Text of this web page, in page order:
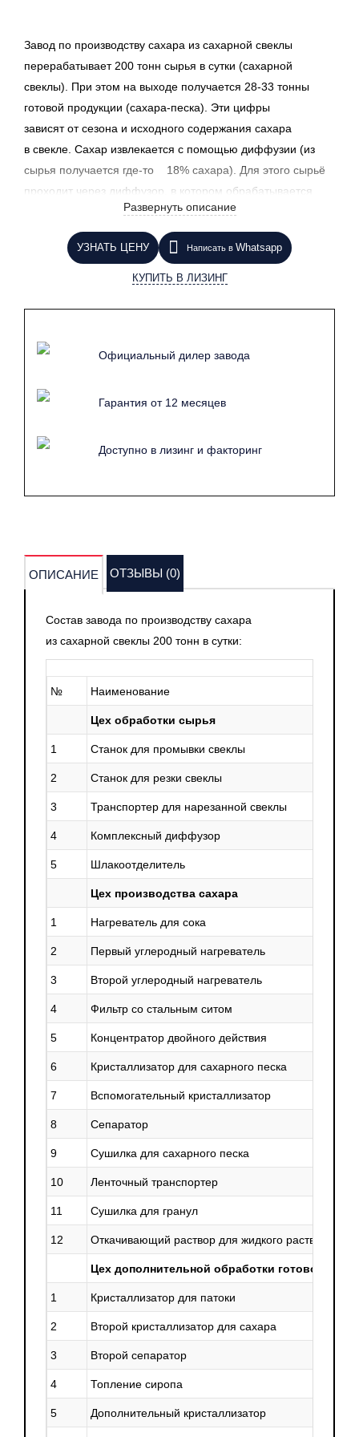
Завод по производству сахара из сахарной свеклы
перерабатывает 200 тонн сырья в сутки (сахарной
свеклы). При этом на выходе получается 28-33 тонны
готовой продукции (сахара-песка). Эти цифры
зависятот сезона и исходного содержания сахара
в свекле. Сахар извлекается с помощью диффузии (из
сырья получается где-то 18% сахара). Для этого сырьё
проходит через диффузор, в котором обрабатывается
встречным потоком горячей воды, и из полосок
экстрагируются сахар и другие растворимые твердые
вещества.Отходы производства можно использовать
изготовления вина, уксуса или в качестве корма
Развернуть описание
УЗНАТЬ ЦЕНУ Написать в Whatsapp
КУПИТЬ В ЛИЗИНГ
Официальный дилер завода
Гарантия от 12 месяцев
Доступно в лизинг и факторинг
ОПИСАНИЕ ОТЗЫВЫ (0)
Состав завода по производству сахара
из сахарной свеклы 200 тонн в сутки:
№ Наименование
Цех обработки сырья
1 Станок для промывки свеклы
2 Станок для резки свеклы
3 Транспортер для нарезанной свеклы
4 Комплексный диффузор
5 Шлакоотделитель
Цех производства сахара
1 Нагреватель для сока
2 Первый углеродный нагреватель
3 Второй углеродный нагреватель
4 Фильтр со стальным ситом
5 Концентратор двойного действия
6 Кристаллизатор для сахарного песка
7 Вспомогательный кристаллизатор
8 Сепаратор
9 Сушилка для сахарного песка
10 Ленточный транспортер
11 Сушилка для гранул
12 Откачивающий раствор для жидкого раствора
Цех дополнительной обработки готовой
1 Кристаллизатор для патоки
2 Второй кристаллизатор для сахара
3 Второй сепаратор
4 Топление сиропа
5 Дополнительный кристаллизатор